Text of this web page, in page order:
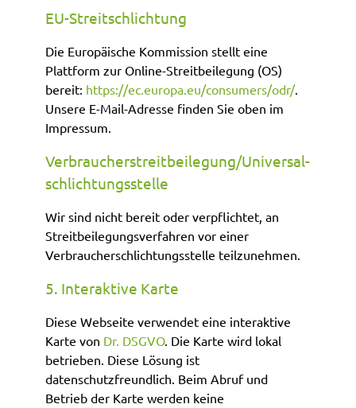
EU-Streitschlichtung
Die Europäische Kommission stellt eine
Plattform zur Online-Streitbeilegung (OS)
bereit: https://ec.europa.eu/consumers/odr/.
Unsere E-Mail-Adresse finden Sie oben im
Impressum.
Verbraucher­streit­beilegung/Universal­
schlichtungs­stelle
Wir sind nicht bereit oder verpflichtet, an
Streitbeilegungsverfahren vor einer
Verbraucherschlichtungsstelle teilzunehmen.
5. Interaktive Karte
Diese Webseite verwendet eine interaktive
Karte von Dr. DSGVO. Die Karte wird lokal
betrieben. Diese Lösung ist
datenschutzfreundlich. Beim Abruf und
Betrieb der Karte werden keine